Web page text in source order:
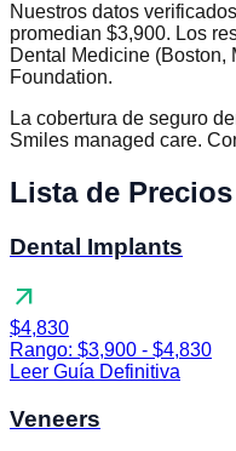
Nuestros datos
promedian $3,900. Los
Dental Medicine (Boston,
Foundation.
La cobertura de seguro
Smiles managed care.
Lista de
Dental Implants
arrow_outward
$4,830
Rango: $3,900 - $4,830
Leer Guía Definitiva
Veneers